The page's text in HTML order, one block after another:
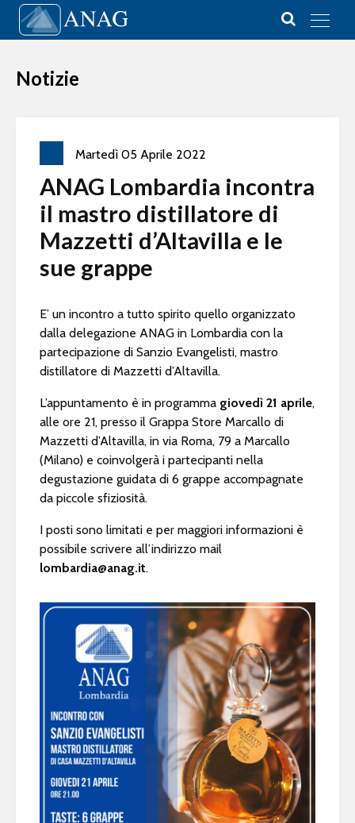
Vai al contenuto
Main Navigation
Notizie
Martedì 05 Aprile 2022
ANAG Lombardia incontra
il mastro distillatore di
Mazzetti d’Altavilla e le
sue grappe
E’ un incontro a tutto spirito quello organizzato
dalla delegazione ANAG in Lombardia con la
partecipazione di Sanzio Evangelisti, mastro
distillatore di Mazzetti d’Altavilla.
L’appuntamento è in programma giovedì 21 aprile,
alle ore 21, presso il Grappa Store Marcallo di
Mazzetti d’Altavilla, in via Roma, 79 a Marcallo
(Milano) e coinvolgerà i partecipanti nella
degustazione guidata di 6 grappe accompagnate
da piccole sfiziosità.
I posti sono limitati e per maggiori informazioni è
possibile scrivere all’indirizzo mail
lombardia@anag.it.